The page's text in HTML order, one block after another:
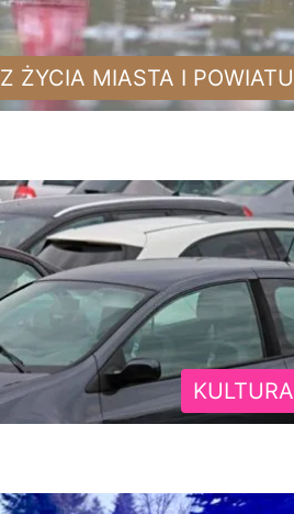
Z ŻYCIA MIASTA I POWIATU
KULTURA